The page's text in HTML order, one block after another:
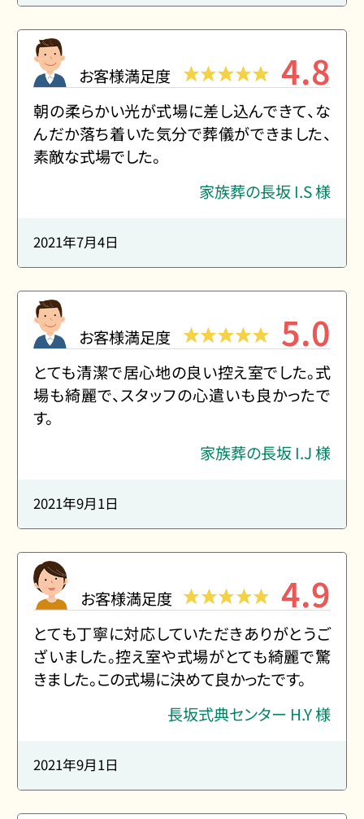
お客様満足度 4.8
朝の柔らかい光が式場に差し込んできて、な
んだか落ち着いた気分で葬儀ができました、
素敵な式場でした。
家族葬の長坂 I.S 様
2021年7月4日
お客様満足度 5.0
とても清潔で居心地の良い控え室でした。式
場も綺麗で、スタッフの心遣いも良かったで
す。
家族葬の長坂 I.J 様
2021年9月1日
お客様満足度 4.9
とても丁寧に対応していただきありがとうご
ざいました。控え室や式場がとても綺麗で驚
きました。この式場に決めて良かったです。
長坂式典センター H.Y 様
2021年9月1日